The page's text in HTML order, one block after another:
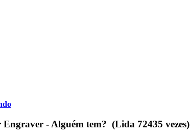
- Alguém tem? (Lida 72435 vezes)